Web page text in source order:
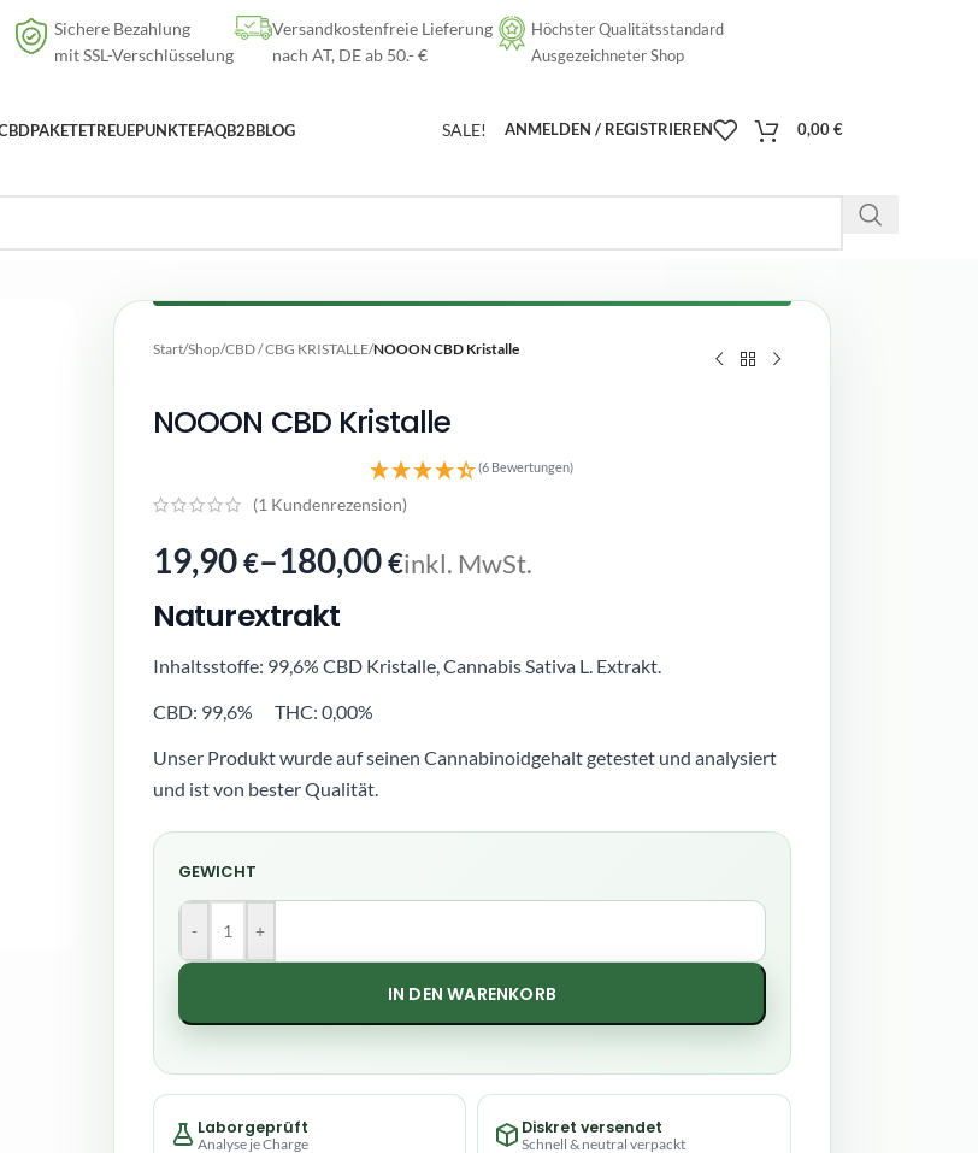
nach AT, DE ab50
Sichere Bezahlung
mit SSL-Verschlüsselung
Versandkostenfreie Lieferung
nach AT, DE ab 50.- €
Höchster Qualitätsstandard
Ausgezeichneter Shop
PAKETETREUEPUNKTEFAQB2BBLOG SALE! ANMELDEN / REGISTRIEREN 0,00€
Start/Shop/CBD / CBG KRISTALLE/NOOON CBD Kristalle
NOOON CBD Kristalle
(6 Bewertungen)
(1Kundenrezension)
19,90€–180,00€inkl. MwSt.
Naturextrakt
Inhaltsstoffe: 99,6% CBD Kristalle, Cannabis Sativa L. Extrakt.
CBD: 99,6% THC: 0,00%
Unser Produkt wurde auf seinen Cannabinoidgehalt getestet und analysiert
und ist von bester Qualität.
GEWICHT
- +
IN DEN WARENKORB
Laborgeprüft
Analyse je Charge
Diskret versendet
Schnell & neutral verpackt